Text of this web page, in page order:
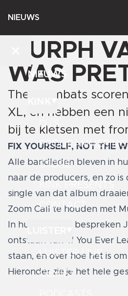
NIEUWS
NIEUWS
DJ'S
PROGRAMMERING
STORE
KINK PRESENTS
CONTACT
LUISTER LIVE
GEMIST
MURPH
WAS
The Wombats
XL, en hebben een
bij te kletsen met
FIX YOURSELF, NOT THE
Alle bandleden bleven in
naar de producers, en zo
single van dat album
Zoom Call te houden met
In hun gesprek bespreken
ontstaan van ‘If You Ever
staan, en over hoe het is
Hieronder zie je het hele